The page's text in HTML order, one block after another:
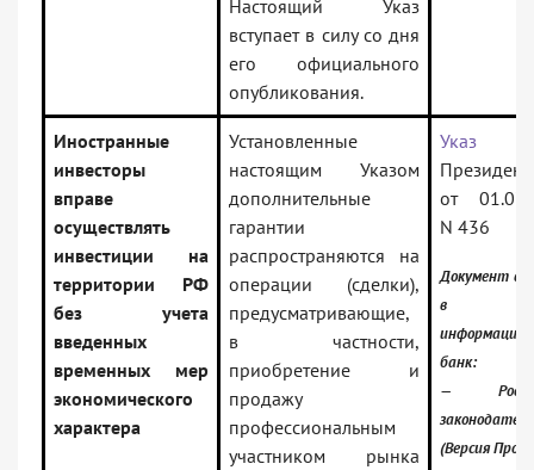
Настоящий Указ
вступает в силу со дня
его официального
опубликования.
Иностранные
инвесторы
вправе
осуществлять
инвестиции на
территории РФ
без учета
введенных
временных мер
экономического
характера
Установленные
настоящим Указом
дополнительные
гарантии
распространяются на
операции (сделки),
предусматривающие,
в частности,
приобретение и
продажу
профессиональным
участником рынка
Указ
от
N 436
Документ
в
банк:
—
(Версия Проф)